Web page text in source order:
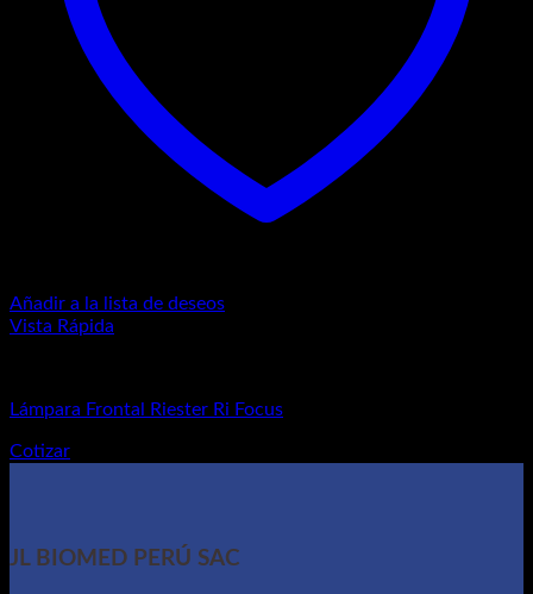
Añadir a la lista de deseos
Vista Rápida
Lámpara Frontal Riester Ri Focus
Cotizar
JL BIOMED PERÚ SAC